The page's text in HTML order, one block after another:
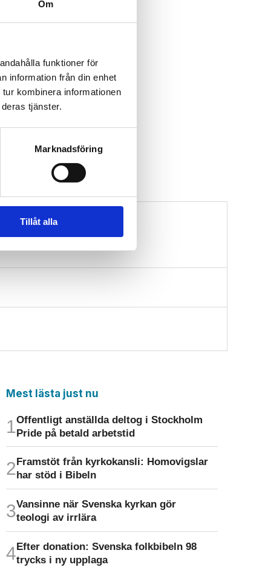
Om
funktioner för
information från din enhet
kombinera informationen
tjänster.
Marknadsföring
Tillåt alla
Mest lästa just nu
Offentligt anställda deltog i Stockholm
Pride på betald arbetstid
Framstöt från kyrkokansli: Homo­vigslar
har stöd i Bibeln
Vansinne när Svenska kyrkan gör
teologi av irrlära
Efter donation: Svenska folkbibeln 98
trycks i ny upplaga